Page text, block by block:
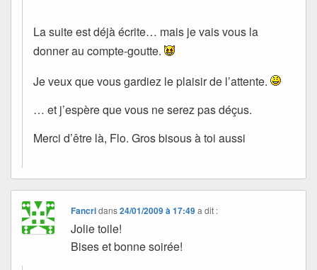
La suite est déjà écrite… mais je vais vous la
donner au compte-goutte.
Je veux que vous gardiez le plaisir de l’attente.
… et j’espère que vous ne serez pas déçus.
Merci d’être là, Flo. Gros bisous à toi aussi
Fancridans24/01/2009 à 17:49 a dit :
Jolie toile!
Bises et bonne soirée!